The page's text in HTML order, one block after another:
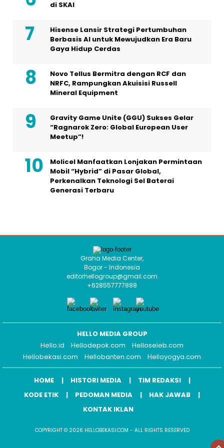
di SKAI
Hisense Lansir Strategi Pertumbuhan
Berbasis AI untuk Mewujudkan Era Baru
Gaya Hidup Cerdas
Novo Tellus Bermitra dengan RCF dan
NRFC, Rampungkan Akuisisi Russell
Mineral Equipment
Gravity Game Unite (GGU) Sukses Gelar
“Ragnarok Zero: Global European User
Meetup”!
Molicel Manfaatkan Lonjakan Permintaan
Mobil “Hybrid” di Pasar Global,
Perkenalkan Teknologi Sel Baterai
Generasi Terbaru
Graha Media Center,
Bogor - Indonesia
editorhellogroup@gmail.com
+628557777888
HELLO MEDIA GROUP
Hello.id
Hellodepok.com
Helloseleb.com
Hellobekasi.com
Hellobanten.com Helloyogya.com
HOME HISTORI MEDIA
TIM REDAKSI
KODE ETIK
PEDOMAN MEDIA
HAK JAWAB
KONTAK IKLAN
COPYRIGHT © 2026 HELLOBEKASI.COM - ALL RIGHTS RESERVED